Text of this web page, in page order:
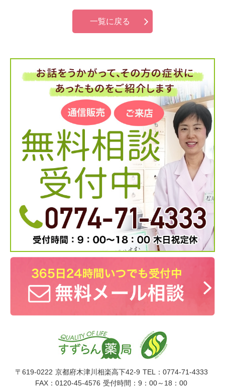
一覧に戻る
〒619-0222 京都府木津川相楽高下42-9 TEL：0774-71-4333
FAX：0120-45-4576 受付時間：9：00～18：00